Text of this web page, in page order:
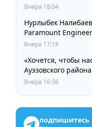
Вчера 18:04
Нурлыбек
Paramount
Вчера 17:18
«Хочется, чтобы
Ауэзовского
ждут от выборов
Вчера 16:36
подпишитесь